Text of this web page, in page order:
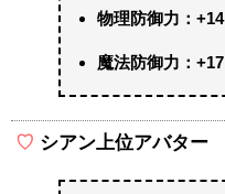
物理防御力：+14
魔法防御力：+17
シアン上位アバター